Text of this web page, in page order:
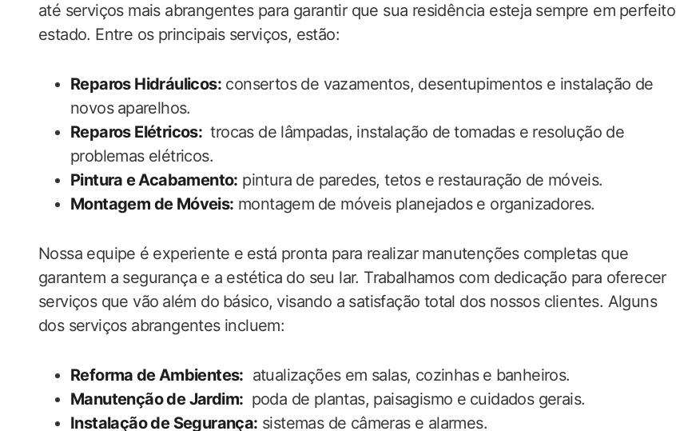
até serviços mais abrangentes para garantir que sua residência esteja⁢ sempre em⁣ perfeito
estado. Entre os principais⁤ serviços, estão:
Reparos Hidráulicos: ‍consertos ‍de vazamentos, desentupimentos e instalação‌ de
novos⁤ aparelhos.
Reparos Elétricos: ⁢ trocas de lâmpadas, instalação de ⁢tomadas e resolução de
problemas elétricos.
Pintura⁤ e ​Acabamento: pintura de paredes, tetos e restauração⁣ de ‍móveis.
Montagem de Móveis: montagem⁢ de móveis ‌planejados e organizadores.
Nossa equipe⁢ é experiente e ⁣está pronta para realizar manutenções completas que
garantem a segurança e a⁤ estética⁤ do seu lar. Trabalhamos com dedicação para oferecer
serviços que vão⁢ além do ⁢básico, ⁢visando a satisfação total dos nossos clientes. Alguns
dos serviços abrangentes incluem:
Reforma⁣ de Ambientes: ‍ atualizações em salas, cozinhas e ⁤banheiros.
Manutenção de‌ Jardim: ⁤ poda de plantas, paisagismo e⁢ cuidados‍ gerais.
Instalação de Segurança: sistemas de câmeras e alarmes.